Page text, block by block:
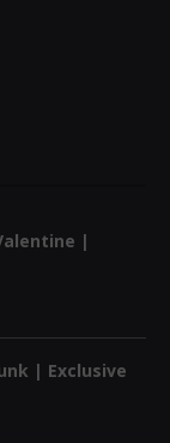
|
| Exclusive